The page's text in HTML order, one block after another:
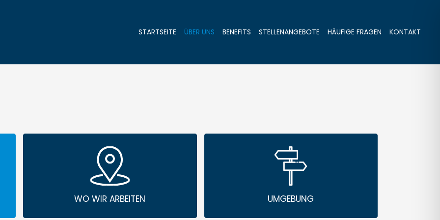
STARTSEITE ÜBER UNS BENEFITS STELLENANGEBOTE HÄUFIGE FRAGEN KONTAKT
WO WIR ARBEITEN UMGEBUNG